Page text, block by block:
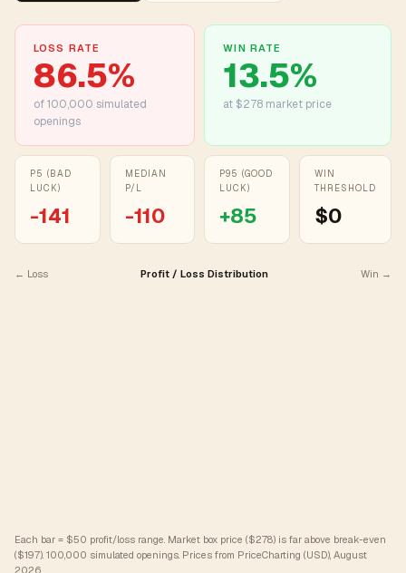
LOSS RATE
86.5%
of100,000 simulated
openings
WIN RATE
13.5%
at $278 market price
P5 (BAD
LUCK)
-141
MEDIAN
P/L
-110
P95 (GOOD
LUCK)
+85
WIN
THRESHOLD
$0
← Loss Profit / Loss Distribution Win →
Each bar = $50 profit/loss range. Market box price ($278) is far above break-even
($197). 100,000 simulated openings. Prices from PriceCharting (USD), August
2026.